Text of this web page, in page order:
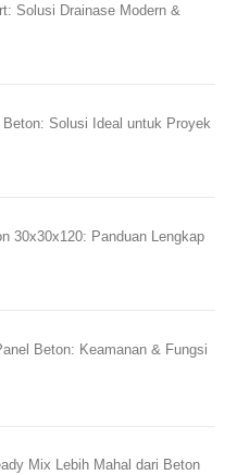
Solusi Drainase Modern &
Beton: Solusi Ideal untuk Proyek
30x30x120: Panduan Lengkap
Beton: Keamanan & Fungsi
Mix Lebih Mahal dari Beton